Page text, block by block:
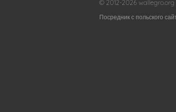
© 2012-2026 wallegro.org
Посредник с польского